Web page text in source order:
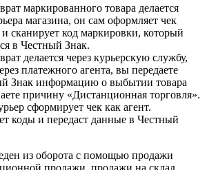
маркированного товара делается
магазина, он сам оформляет чек
и сканирует код маркировки, который
в Честный Знак.
делается через курьерскую службу,
платежного агента, вы передаете
Знак информацию о выбытии товара
причину «Дистанционная торговля».
сформирует чек как агент.
коды и передаст данные в Честный
из оборота с помощью продажи
продажи, продажи на склад,